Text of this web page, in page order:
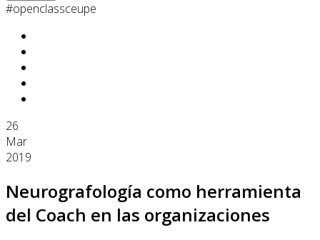
#openclassceupe
26
Mar
2019
Neurografología como herramienta
del Coach en las organizaciones